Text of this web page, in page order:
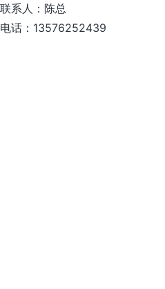
联系人：陈总
电话：13576252439